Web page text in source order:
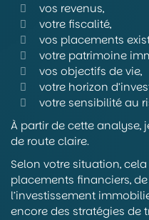
vos revenus,
votre fiscalité,
vos placements
votre patrimoine
vos objectifs de vie,
votre horizon
votre sensibilité au
À partir de cette analyse,
de route claire.
Selon votre situation,
placements financiers,
l’investissement
encore des stratégies de